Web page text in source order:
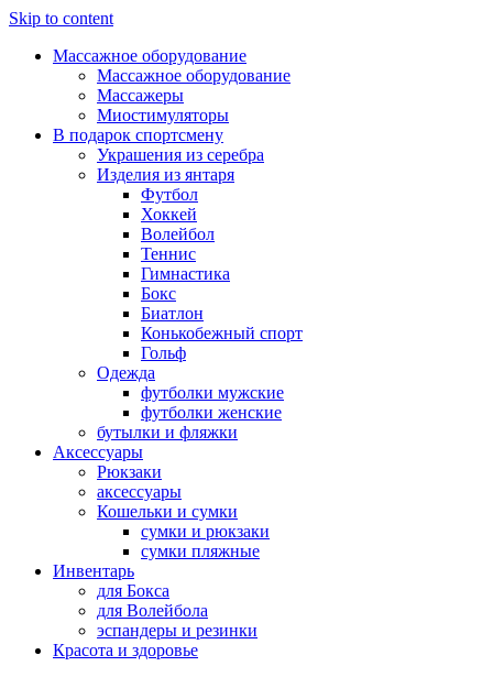
Skip to content
Массажное оборудование
Массажное оборудование
Массажеры
Миостимуляторы
В подарок спортсмену
Украшения из серебра
Изделия из янтаря
Футбол
Хоккей
Волейбол
Теннис
Гимнастика
Бокс
Биатлон
Конькобежный спорт
Гольф
Одежда
футболки мужские
футболки женские
бутылки и фляжки
Аксессуары
Рюкзаки
аксессуары
Кошельки и сумки
сумки и рюкзаки
сумки пляжные
Инвентарь
для Бокса
для Волейбола
эспандеры и резинки
Красота и здоровье